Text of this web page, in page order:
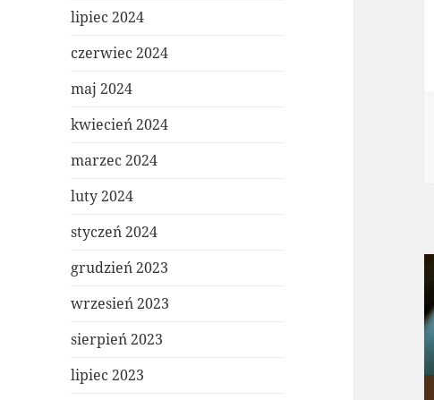
lipiec 2024
czerwiec 2024
maj 2024
kwiecień 2024
marzec 2024
luty 2024
styczeń 2024
grudzień 2023
wrzesień 2023
sierpień 2023
lipiec 2023